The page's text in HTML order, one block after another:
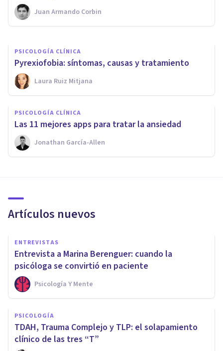
Juan Armando Corbin
Psicoabreu
PSICOLOGÍA CLÍNICA
Pyrexiofobia: síntomas, causas y tratamiento
Laura Ruiz Mitjana
PSICOLOGÍA CLÍNICA
Las 11 mejores apps para tratar la ansiedad
Jonathan García-Allen
Artículos nuevos
ENTREVISTAS
Entrevista a Marina Berenguer: cuando la
psicóloga se convirtió en paciente
Psicología Y Mente
PSICOLOGÍA
TDAH, Trauma Complejo y TLP: el solapamiento
clínico de las tres “T”